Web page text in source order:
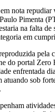
nota repudiar
Pimenta
na falta de
em
pela
do portal Zero
enfrentada
sob